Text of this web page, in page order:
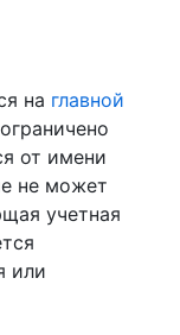
на главной
от имени
не может
учетная
или